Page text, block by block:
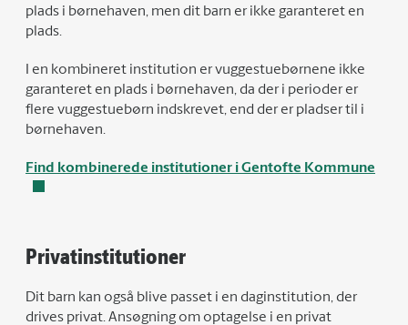
plads i børnehaven, men dit barn er ikke garanteret en
plads.
I en kombineret institution er vuggestuebørnene ikke
garanteret en plads i børnehaven, da der i perioder er
flere vuggestuebørn indskrevet, end der er pladser til i
børnehaven.
Find kombinerede institutioner i Gentofte Kommune
Privatinstitutioner
Dit barn kan også blive passet i en daginstitution, der
drives privat. Ansøgning om optagelse i en privat